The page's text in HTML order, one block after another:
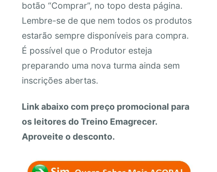
botão “Comprar”, no topo desta página.
Lembre-se de que nem todos os produtos
estarão sempre disponíveis para compra.
É possível que o Produtor esteja
preparando uma nova turma ainda sem
inscrições abertas.
Link abaixo com preço promocional para
os leitores do Treino Emagrecer.
Aproveite o desconto.